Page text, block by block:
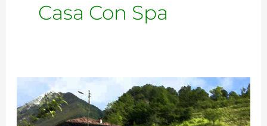
Casa Con Spa